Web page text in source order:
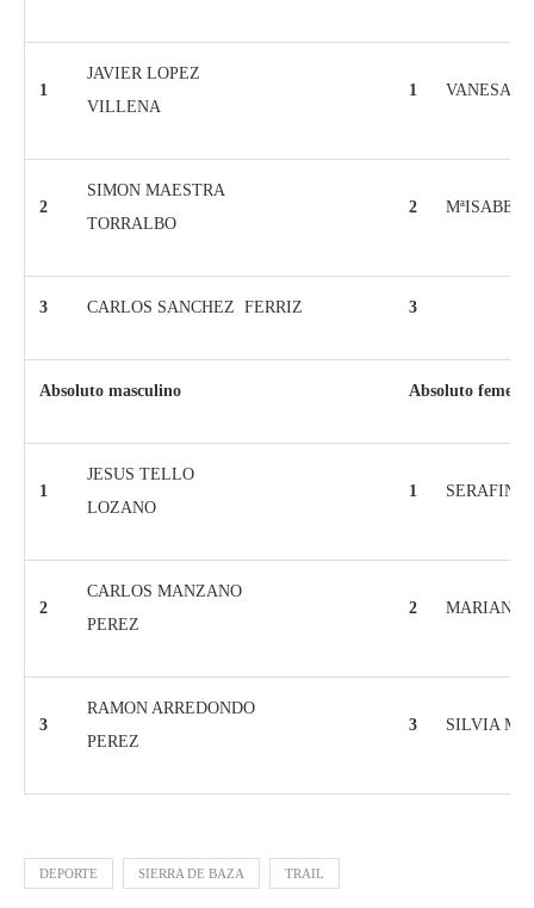
1
JAVIER LOPEZ
VILLENA
1 VANESA
2
SIMON MAESTRA
TORRALBO
2 MªISABEL
3 CARLOS SANCHEZ FERRIZ 3
Absoluto masculino Absoluto
1
JESUS TELLO
LOZANO
1 SERAFINA
2
CARLOS MANZANO
PEREZ
2 MARIANA
3
RAMON ARREDONDO
PEREZ
3 SILVIA
DEPORTE SIERRA DE BAZA TRAIL